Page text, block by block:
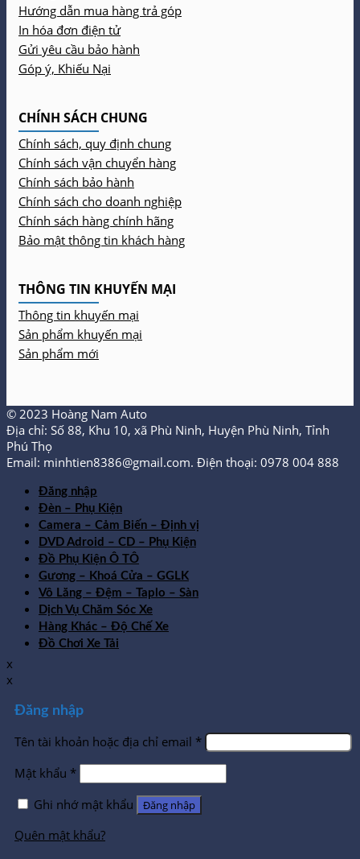
Hướng dẫn mua hàng trả góp
In hóa đơn điện tử
Gửi yêu cầu bảo hành
Góp ý, Khiếu Nại
CHÍNH SÁCH CHUNG
Chính sách, quy định chung
Chính sách vận chuyển hàng
Chính sách bảo hành
Chính sách cho doanh nghiệp
Chính sách hàng chính hãng
Bảo mật thông tin khách hàng
THÔNG TIN KHUYẾN MẠI
Thông tin khuyến mại
Sản phẩm khuyến mại
Sản phẩm mới
© 2023 Hoàng Nam Auto
Địa chỉ: Số 88, Khu 10, xã Phù Ninh, Huyện Phù Ninh, Tỉnh
Phú Thọ
Email: minhtien8386@gmail.com. Điện thoại: 0978 004 888
Đăng nhập
Đèn – Phụ Kiện
Camera – Cảm Biến – Định vị
DVD Adroid – CD – Phụ Kiện
Đồ Phụ Kiện Ô TÔ
Gương – Khoá Cửa – GGLK
Vô Lăng – Đệm – Taplo – Sàn
Dịch Vụ Chăm Sóc Xe
Hàng Khác – Độ Chế Xe
Đồ Chơi Xe Tải
x
x
Đăng nhập
Tên tài khoản hoặc địa chỉ email *
Mật khẩu *
Ghi nhớ mật khẩu
Đăng nhập
Quên mật khẩu?